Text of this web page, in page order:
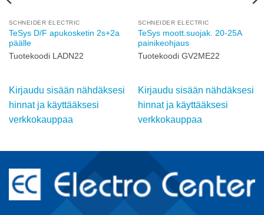
SCHNEIDER ELECTRIC
TeSys D/F apukosketin 2s+2a
päälle
Tuotekoodi LADN22
Kirjaudu sisään nähdäksesi
hinnat ja käyttääksesi
verkkokauppaa
SCHNEIDER ELECTRIC
TeSys moott.suojak. 20-25A
painikeohjaus
Tuotekoodi GV2ME22
Kirjaudu sisään nähdäksesi
hinnat ja käyttääksesi
verkkokauppaa